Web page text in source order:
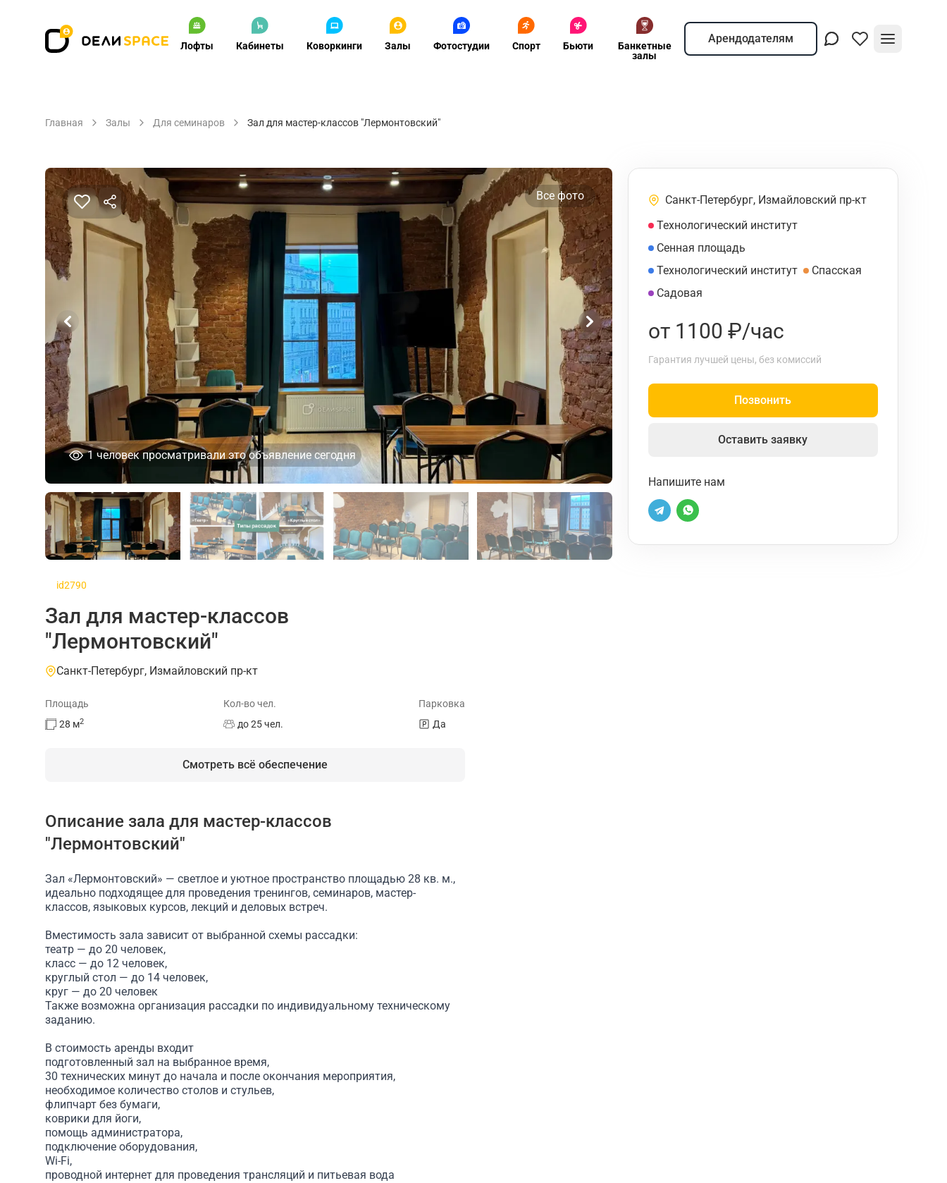
Лофты Кабинеты Коворкинги Залы Фотостудии Спорт Бьюти
Банкетные
залы
Арендодателям
Главная Залы Для семинаров Зал для мастер-классов "Лермонтовский"
1 человек просматривали это объявление сегодня
Все фото
Санкт-Петербург, Измайловский пр-кт
Технологический институт
Сенная площадь
Технологический институт
Спасская
Садовая
от 1100 ₽/час
Гарантия лучшей цены, без комиссий
Позвонить
Оставить заявку
Напишите нам
id2790
Зал для мастер-классов
"Лермонтовский"
Санкт-Петербург, Измайловский пр-кт
Площадь
28 м2
Кол-во чел.
до 25 чел.
Парковка
Да
Смотреть всё обеспечение
На площадке есть
Описание зала для мастер-классов
"Лермонтовский"
Зал «Лермонтовский» — светлое и уютное пространство площадью 28 кв. м.,
идеально подходящее для проведения тренингов, семинаров, мастер-
классов, языковых курсов, лекций и деловых встреч.
Вместимость зала зависит от выбранной схемы рассадки:
театр — до 20 человек,
класс — до 12 человек,
круглый стол — до 14 человек,
круг — до 20 человек
Также возможна организация рассадки по индивидуальному техническому
заданию.
В стоимость аренды входит
подготовленный зал на выбранное время,
30 технических минут до начала и после окончания мероприятия,
необходимое количество столов и стульев,
флипчарт без бумаги,
коврики для йоги,
помощь администратора,
подключение оборудования,
Wi-Fi,
проводной интернет для проведения трансляций и питьевая вода